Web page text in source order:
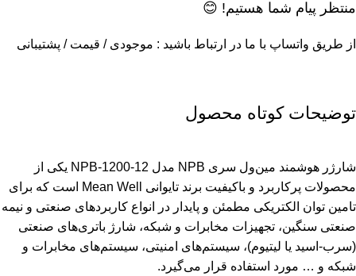
منتظر پیام شما هستیم! 😊
از طریق واتساپ با ما در ارتباط باشید : موجودی / قیمت / پشتیبانی
توضیحات کوتاه محصول
شارژر هوشمند مین‌ول سری NPB مدل NPB-1200-12 یکی از
محصولات پرکاربرد و باکیفیت برند تایوانی Mean Well است که برای
تامین توان الکتریکی مطمئن و پایدار در انواع کاربردهای صنعتی و نیمه
صنعتی سنگین، تجهیزات مخابرات و شبکه، شارژ باتری‌های صنعتی
(سرب-اسید یا لیتیوم)، سیستم‌های امنیتی، سیستم‌های مخابرات و
شبکه و … مورد استفاده قرار می‌گیرد.